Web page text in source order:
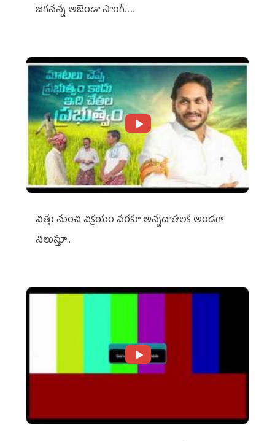
జగనన్న అజెండా సాంగ్….
విత్తు నుంచి విక్రయం వరకూ అన్నదాతలకి అండగా
నిలుస్తూ..